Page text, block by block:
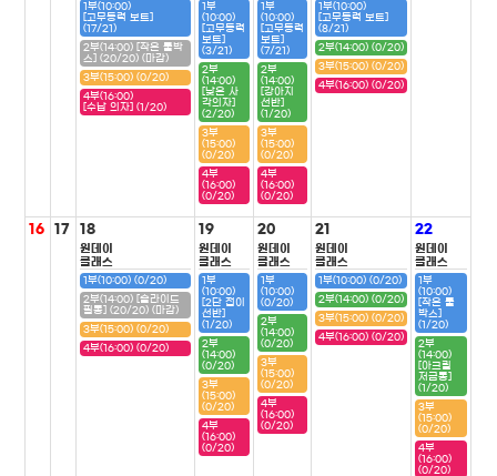
1부(10:00)
[고무동력 보트]
(17/21)
2부(14:00) [작은 툴박
스] (20/20) (마감)
3부(15:00) (0/20)
4부(16:00)
[수납 의자] (1/20)
1부
(10:00)
[고무동력
보트]
(3/21)
2부
(14:00)
[낮은 사
각의자]
(2/20)
3부
(15:00)
(0/20)
4부
(16:00)
(0/20)
1부
(10:00)
[고무동력
보트]
(7/21)
2부
(14:00)
[강아지
선반]
(1/20)
3부
(15:00)
(0/20)
4부
(16:00)
(0/20)
1부(10:00)
[고무동력 보트]
(8/21)
2부(14:00) (0/20)
3부(15:00) (0/20)
4부(16:00) (0/20)
16 17 18
원데이
클래스
1부(10:00) (0/20)
2부(14:00) [슬라이드
필통] (20/20) (마감)
3부(15:00) (0/20)
4부(16:00) (0/20)
19
원데이
클래스
1부
(10:00)
[2단 접이
선반]
(1/20)
2부
(14:00)
(0/20)
3부
(15:00)
(0/20)
4부
(16:00)
(0/20)
20
원데이
클래스
1부
(10:00)
(0/20)
2부
(14:00)
(0/20)
3부
(15:00)
(0/20)
4부
(16:00)
(0/20)
21
원데이
클래스
1부(10:00) (0/20)
2부(14:00) (0/20)
3부(15:00) (0/20)
4부(16:00) (0/20)
22
원데이
클래스
1부
(10:00)
[작은 툴
박스]
(1/20)
2부
(14:00)
[아크릴
저금통]
(1/20)
3부
(15:00)
(0/20)
4부
(16:00)
(0/20)